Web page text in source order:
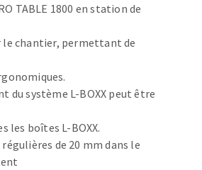
LE TRAVAIL DU MÉTAL
COUPANTS
TABLE 1800 en station de
le chantier, permettant de
du système L-BOXX peut être
les boîtes L-BOXX.
de 20 mm dans le